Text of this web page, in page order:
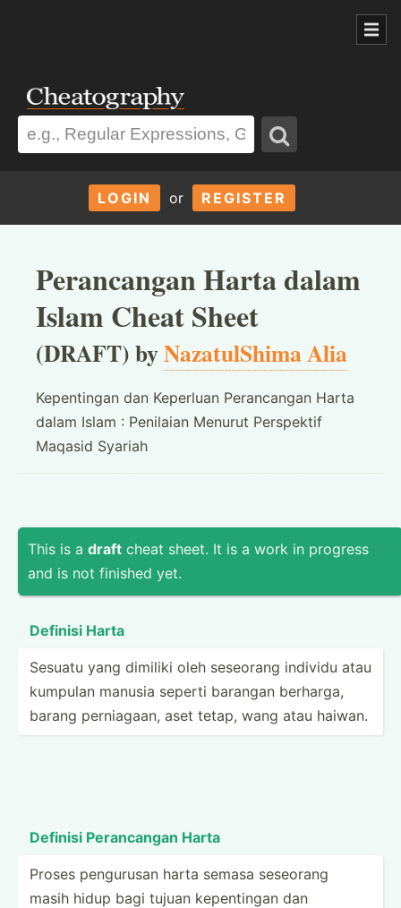
LOGIN or REGISTER
Perancangan Harta dalam
Islam Cheat Sheet
(DRAFT) byNazatulShima Alia
Kepentingan dan Keperluan Perancangan Harta
dalam Islam : Penilaian Menurut Perspektif
Maqasid Syariah
This is a draft cheat sheet. It is a work in progress
and is not finished yet.
Definisi Harta
Sesuatu yang dimiliki oleh seseorang individu atau
kumpulan manusia seperti barangan berharga,
barang pernia­gaan, aset tetap, wang atau haiwan.
Definisi Peranc­angan Harta
Proses pengurusan harta semasa seseorang
masih hidup bagi tujuan kepent­ingan dan